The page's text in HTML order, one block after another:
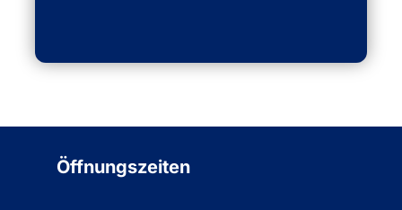
Öffnungszeiten